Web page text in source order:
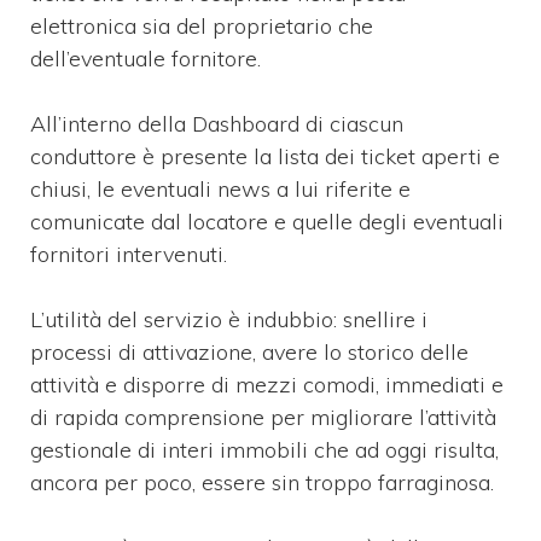
elettronica sia del proprietario che
dell’eventuale fornitore.
All’interno della Dashboard di ciascun
conduttore è presente la lista dei ticket aperti e
chiusi, le eventuali news a lui riferite e
comunicate dal locatore e quelle degli eventuali
fornitori intervenuti.
L’utilità del servizio è indubbio: snellire i
processi di attivazione, avere lo storico delle
attività e disporre di mezzi comodi, immediati e
di rapida comprensione per migliorare l’attività
gestionale di interi immobili che ad oggi risulta,
ancora per poco, essere sin troppo farraginosa.